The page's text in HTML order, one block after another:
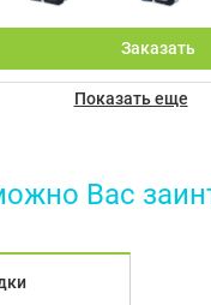
Заказать
Показать еще
Вас